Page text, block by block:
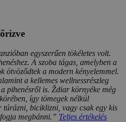
egyszerűen tökéletes volt.
A szoba tágas, amelyben a
ötvöződtek a modern kényelemmel.
a kellemes wellnessrészleg
pihenésről is. Ždiar környéke még
így tömegek nélkül
túrázni, biciklizni, vagy csak egy kis
megbánni.” Teljes értékelés